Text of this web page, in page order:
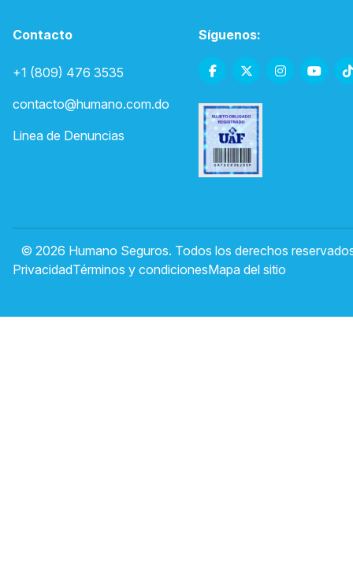
Contacto
+1 (809) 476 3535
contacto@humano.com.do
Linea de Denuncias
Síguenos:
© 2026 Humano Seguros. Todos los derechos
PrivacidadTérminos y condicionesMapa del sitio